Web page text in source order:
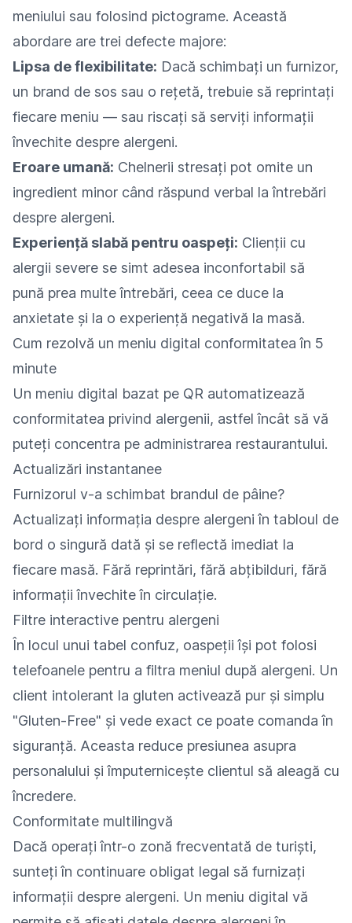
meniului sau folosind pictograme. Această
abordare are trei defecte majore:
Lipsa de flexibilitate: Dacă schimbați un furnizor,
un brand de sos sau o rețetă, trebuie să reprintați
fiecare meniu — sau riscați să serviți informații
învechite despre alergeni.
Eroare umană: Chelnerii stresați pot omite un
ingredient minor când răspund verbal la întrebări
despre alergeni.
Experiență slabă pentru oaspeți: Clienții cu
alergii severe se simt adesea inconfortabil să
pună prea multe întrebări, ceea ce duce la
anxietate și la o experiență negativă la masă.
Cum rezolvă un meniu digital conformitatea în 5
minute
Un meniu digital bazat pe QR automatizează
conformitatea privind alergenii, astfel încât să vă
puteți concentra pe administrarea restaurantului.
Actualizări instantanee
Furnizorul v-a schimbat brandul de pâine?
Actualizați informația despre alergeni în tabloul de
bord o singură dată și se reflectă imediat la
fiecare masă. Fără reprintări, fără abțibilduri, fără
informații învechite în circulație.
Filtre interactive pentru alergeni
În locul unui tabel confuz, oaspeții își pot folosi
telefoanele pentru a filtra meniul după alergeni. Un
client intolerant la gluten activează pur și simplu
"Gluten-Free" și vede exact ce poate comanda în
siguranță. Aceasta reduce presiunea asupra
personalului și împuternicește clientul să aleagă cu
încredere.
Conformitate multilingvă
Dacă operați într-o zonă frecventată de turiști,
sunteți în continuare obligat legal să furnizați
informații despre alergeni. Un meniu digital vă